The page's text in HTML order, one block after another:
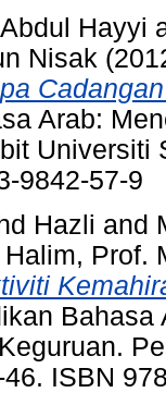
Hayyi
Nisak
Arab:
Universiti
9842-57-9
Hazli and
Prof.
ISBN